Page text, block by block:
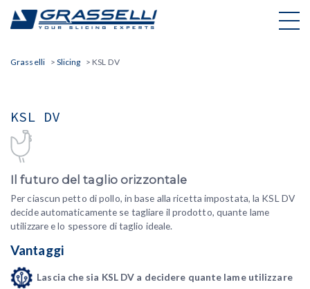
content
Grasselli > Slicing >KSL DV
KSL DV
Il futuro del taglio orizzontale
Per ciascun petto di pollo, in base alla ricetta impostata, la KSL DV
decide automaticamente se tagliare il prodotto, quante lame
utilizzare e lo spessore di taglio ideale.
Vantaggi
Lascia che sia KSL DV a decidere quante lame utilizzare